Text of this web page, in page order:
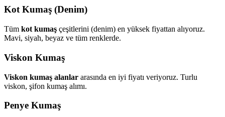
Kot Kumaş (Denim)
Tüm kot kumaş çeşitlerini (denim) en yüksek fiyattan alıyoruz.
Mavi, siyah, beyaz ve tüm renklerde.
Viskon Kumaş
Viskon kumaş alanlar arasında en iyi fiyatı veriyoruz. Turlu
viskon, şifon kumaş alımı.
Penye Kumaş